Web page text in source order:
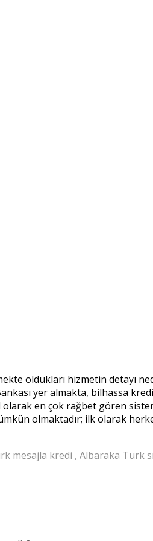
oldukları hizmetin
yer almakta, bilhassa
en çok rağbet gören
olmaktadır; ilk olarak
mesajla kredi , Albaraka Türk